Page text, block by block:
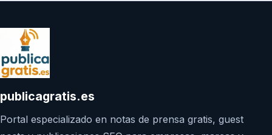
publicagratis.es
Portal especializado en notas de prensa gratis, guest